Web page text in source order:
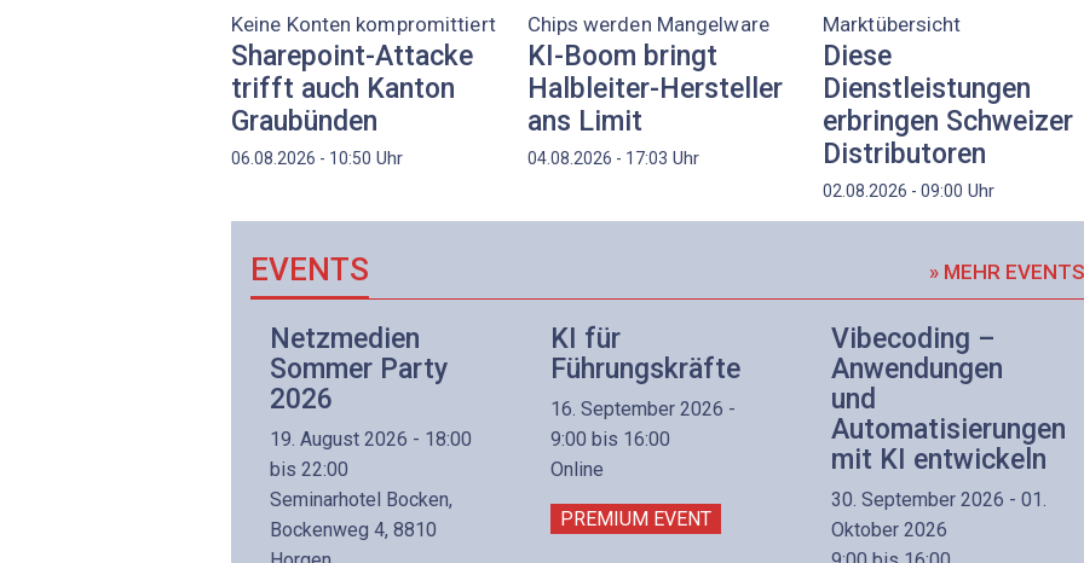
Keine Konten kompromittiert
Sharepoint-Attacke
trifft auch Kanton
Graubünden
06.08.2026 - 10:50 Uhr
Chips werden Mangelware
KI-Boom bringt
Halbleiter-Hersteller
ans Limit
04.08.2026 - 17:03 Uhr
Marktübersicht
Diese
Dienstleistungen
erbringen Schweizer
Distributoren
02.08.2026 - 09:00 Uhr
EVENTS » MEHR EVENTS
Netzmedien
Sommer Party
2026
19. August 2026 - 18:00
bis 22:00
Seminarhotel Bocken,
Bockenweg 4, 8810
KI für
Führungskräfte
16. September 2026 -
9:00 bis 16:00
Online
PREMIUM EVENT
Vibecoding –
Anwendungen
und
Automatisierungen
mit KI entwickeln
30. September 2026 - 01.
Oktober 2026